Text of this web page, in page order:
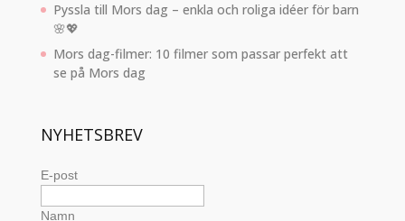
Pyssla till Mors dag – enkla och roliga idéer för barn
🌸💖
Mors dag-filmer: 10 filmer som passar perfekt att
se på Mors dag
NYHETSBREV
E-post
Namn